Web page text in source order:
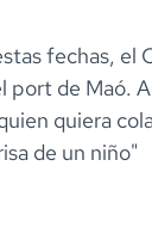
fechas, el
port de Maó.
quiera
de un niño"